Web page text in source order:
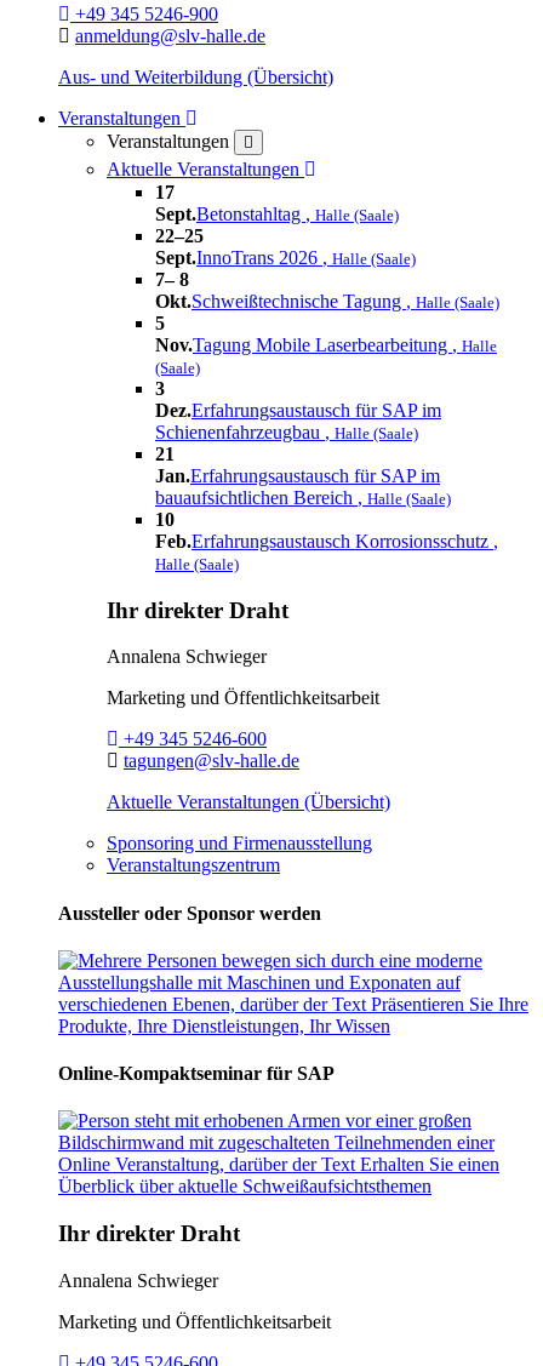
Telefon:
+49 345 5246-900
E-Mail:
anmeldung@slv-halle.de
Aus- und Weiterbildung (Übersicht)
Veranstaltungen
Veranstaltungen
Aktuelle Veranstaltungen Toggle Dropdown
17
Sept.Betonstahltag , Halle (Saale)
22–25
Sept.InnoTrans 2026 , Halle (Saale)
7– 8
Okt.Schweißtechnische Tagung , Halle (Saale)
5
Nov.Tagung Mobile Laserbearbeitung , Halle
(Saale)
3
Dez.Erfahrungsaustausch für SAP im
Schienenfahrzeugbau , Halle (Saale)
21
Jan.Erfahrungsaustausch für SAP im
bauaufsichtlichen Bereich , Halle (Saale)
10
Feb.Erfahrungsaustausch Korrosionsschutz ,
Halle (Saale)
Ihr direkter Draht
Annalena Schwieger
Marketing und Öffentlichkeitsarbeit
Telefon:
+49 345 5246-600
E-Mail:
tagungen@slv-halle.de
Aktuelle Veranstaltungen (Übersicht)
Sponsoring und Firmenausstellung
Veranstaltungszentrum
Aussteller oder Sponsor werden
Online-Kompaktseminar für SAP
Ihr direkter Draht
Annalena Schwieger
Marketing und Öffentlichkeitsarbeit
Telefon: